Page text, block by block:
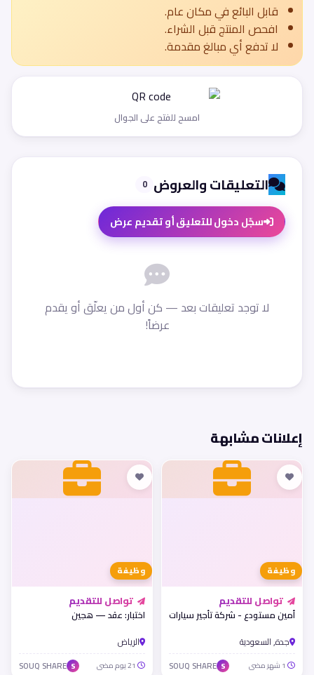
قابل البائع في مكان عام.
افحص المنتج قبل الشراء.
لا تدفع أي مبالغ مقدمة.
امسح للفتح على الجوال
التعليقات والعروض 0
سجّل دخول للتعليق أو تقديم عرض
لا توجد تعليقات بعد — كن أول من يعلّق أو يقدم
عرضاً!
إعلانات مشابهة
وظيفة
تواصل للتقديم
أمين مستودع - شركة تأجير سيارات
جدة, السعودية
S
SOUQ SHARE
وظيفة
تواصل للتقديم
اختبار: عقد — هجين
الرياض
S
SOUQ SHARE